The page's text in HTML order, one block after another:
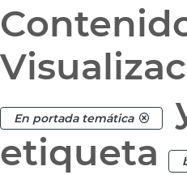
En portada temática
etiqueta